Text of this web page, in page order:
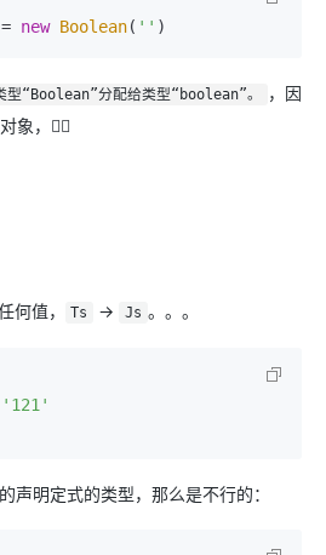
= new Boolean( ''
型“Boolean”分配给类型“boolean”。
，因
对象，👇🏻
何值， Ts -> Js 。。。
'121'
声明定式的类型，那么是不行的：